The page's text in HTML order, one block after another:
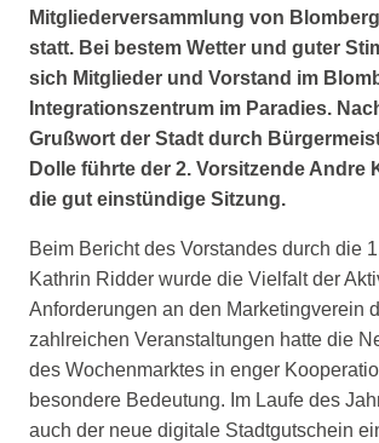
Mitgliederversammlung von
statt. Bei bestem Wetter und guter
sich Mitglieder und Vorstand im
Integrationszentrum im Paradies.
Grußwort der Stadt durch
Dolle führte der 2. Vorsitzende Andre
die gut einstündige Sitzung.
Beim Bericht des Vorstandes durch die
Kathrin Ridder wurde die Vielfalt der
Anforderungen an den Marketingverein
zahlreichen Veranstaltungen hatte die
des Wochenmarktes in enger
besondere Bedeutung. Im Laufe des
auch der neue digitale Stadtgutschein